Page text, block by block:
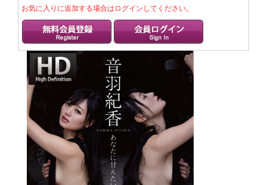
お気に入りに追加する場合はログインしてください。